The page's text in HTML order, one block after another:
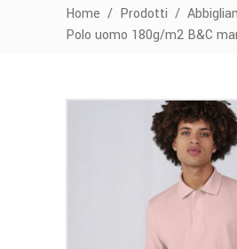
Home / Prodotti /
Polo uomo 180g/m2 B&C